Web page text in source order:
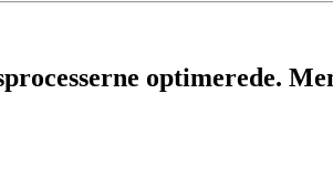
optimerede.